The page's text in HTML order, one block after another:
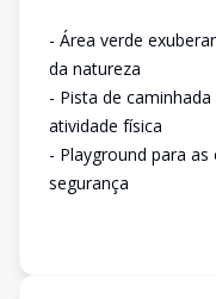
- Área verde
da natureza
- Pista de
atividade física
- Playground para
segurança